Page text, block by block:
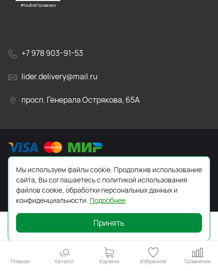
#МыВсёПривезем
+7 978 903-91-53
lider.delivery@mail.ru
просп. Генерала Острякова, 65А
2026 © Все права защищены. Работает наReadyScript
Главная Каталог Корзина Избранное Сравнение
Мы используем файлы cookie. Продолжив использование
сайта, Вы соглашаетесь с политикой использования
файлов cookie, обработки персональных данных и
конфиденциальности. Подробнее
Принять